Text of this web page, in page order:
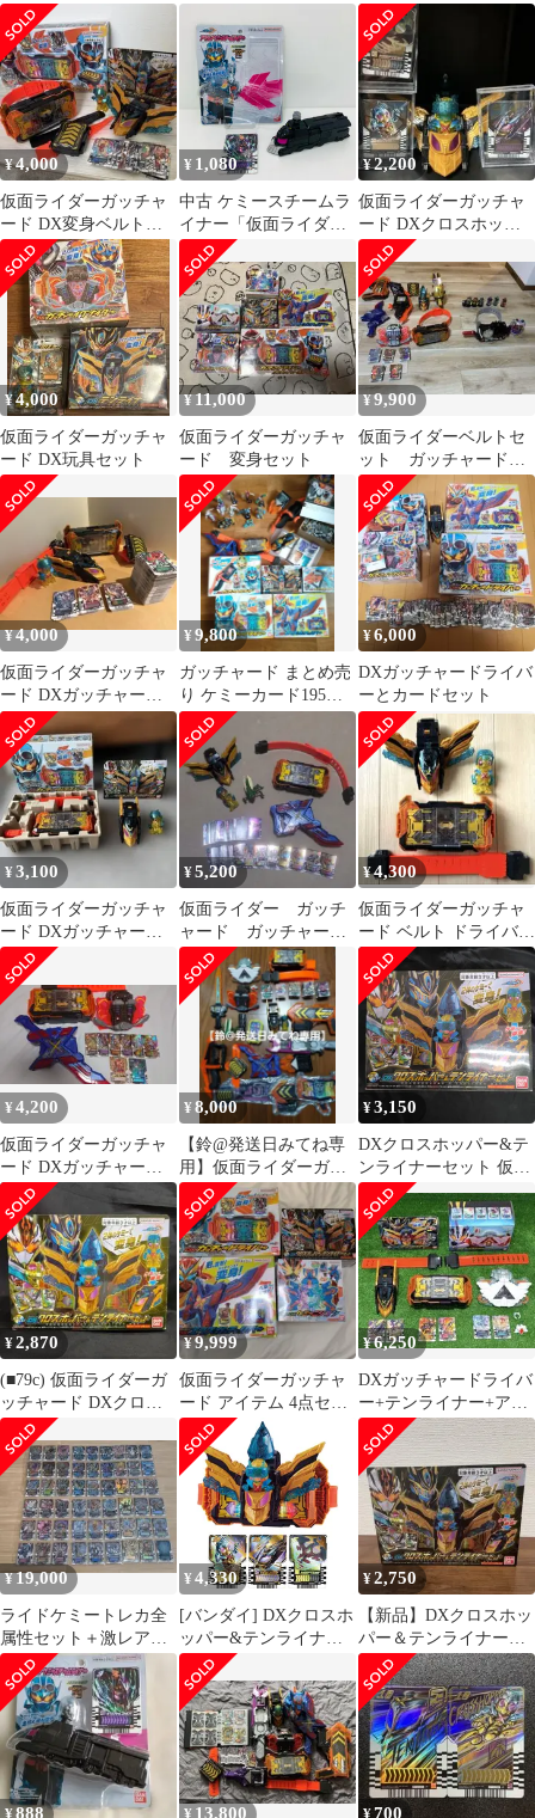
めセット
イバー.イグナイター そ
の他まとめ売り
¥4,000
仮面ライダーガッチャ
ード DX変身ベルトセ
ット
¥ 1,080
中古 ケミースチームラ
イナー「仮面ライダー
ガッチャード」アクシ
ョンケミーシリーズ
¥2,200
仮面ライダーガッチャ
ード DXクロスホッパ
ー＆テンライナー
¥4,000
仮面ライダーガッチャ
ード DX玩具セット
¥11,000
仮面ライダーガッチャ
ード 変身セット
¥9,900
仮面ライダーベルトセ
ット ガッチャード・
ビルドドライバー
¥4,000
仮面ライダーガッチャ
ード DXガッチャード
ライバー テンライナー
トレカ 大量
¥9,800
ガッチャード まとめ売
り ケミーカード195
枚、変身ベルト、装動
等 仮面ライダー
¥6,000
DXガッチャードライバ
ーとカードセット
¥3,100
仮面ライダーガッチャ
ード DXガッチャード
ライバー DXクロスホ
ッパー
¥5,200
仮面ライダー ガッチ
ャード ガッチャード
ライバー 変身ベルト
¥4,300
仮面ライダーガッチャ
ード ベルト ドライバー
ホッパーワン テン
ライナー
¥4,200
仮面ライダーガッチャ
ード DXガッチャード
ライバー 他まとめ売
り
¥8,000
【鈴@発送日みてね専
用】仮面ライダーガッ
チャード セット
¥3,150
DXクロスホッパー&テ
ンライナーセット 仮面
ライダーガッチャード
¥2,870
(■79c) 仮面ライダーガ
ッチャード DXクロス
ホッパー＆テンライナ
ーセット
¥9,999
仮面ライダーガッチャ
ード アイテム 4点セッ
ト ベルト ニジゴン
ガッチャリバー
¥6,250
DXガッチャードライバ
ー+テンライナー+アル
ケミスドライバーユニ
ット
¥19,000
ライドケミートレカ全
属性セット＋激レアカ
ード
¥ 4,330
[バンダイ] DXクロスホ
ッパー&テンライナー
セット [クロスホッパ
ー&テンライナーセッ
ト]
¥2,750
【新品】DXクロスホッ
パー＆テンライナーセ
ット 仮面ライダーガッ
チャード
888 13,800 700